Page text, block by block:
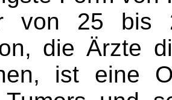
von 25 bis
die Ärzte
ist eine